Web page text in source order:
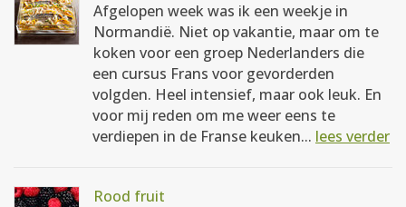
Afgelopen week was ik een weekje in
Normandië. Niet op vakantie, maar om te
koken voor een groep Nederlanders die
een cursus Frans voor gevorderden
volgden. Heel intensief, maar ook leuk. En
voor mij reden om me weer eens te
verdiepen in de Franse keuken... lees verder
Rood fruit